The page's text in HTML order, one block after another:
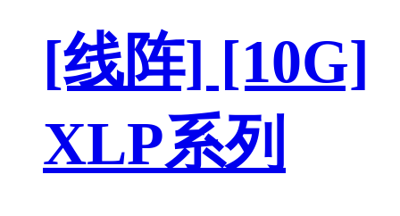
[线阵] [10G]
XLP系列